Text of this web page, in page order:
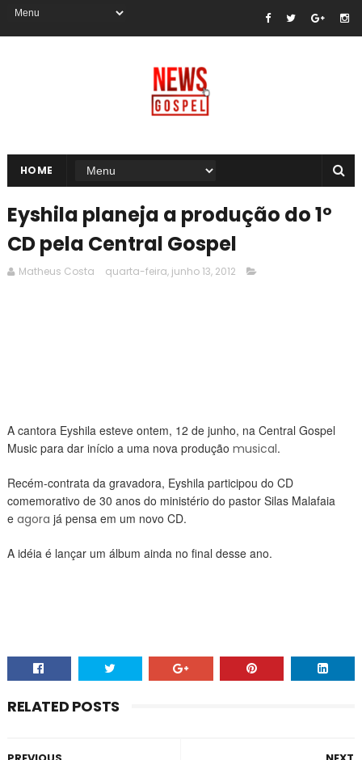
HOME
Eyshila planeja a produção do 1º
CD pela Central Gospel
Matheus Costa quarta-feira, junho 13, 2012
A cantora Eyshila esteve ontem, 12 de junho, na Central Gospel
Music para dar início a uma nova produção musical.
Recém-contrata da gravadora, Eyshila participou do CD
comemorativo de 30 anos do ministério do pastor Silas Malafaia
e agora já pensa em um novo CD.
A idéia é lançar um álbum ainda no final desse ano.
RELATED POSTS